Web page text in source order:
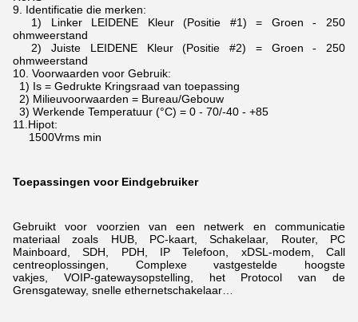
9. Identificatie die merken:
1) Linker LEIDENE Kleur (Positie #1) = Groen - 250
ohmweerstand
2) Juiste LEIDENE Kleur (Positie #2) = Groen - 250
ohmweerstand
10. Voorwaarden voor Gebruik:
1) Is = Gedrukte Kringsraad van toepassing
2) Milieuvoorwaarden = Bureau/Gebouw
3) Werkende Temperatuur (°C) = 0 - 70/-40 - +85
11.Hipot:
1500Vrms min
Toepassingen voor Eindgebruiker
Gebruikt voor voorzien van een netwerk en communicatie
materiaal zoals HUB, PC-kaart, Schakelaar, Router, PC
Mainboard, SDH, PDH, IP Telefoon, xDSL-modem,
Call
centreoplossingen, Complexe vastgestelde hoogste
vakjes, VOIP-gatewaysopstelling, het Protocol van de
Grensgateway, snelle ethernetschakelaar…